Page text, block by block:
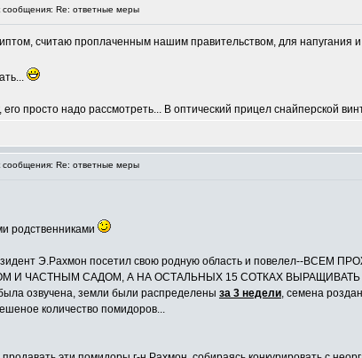
сообщения: Re: ответные меры
считаю проплаченным нашим правительством, для напугания
его просто надо рассмотреть... В оптический прицел снайперской
сообщения: Re: ответные меры
родственниками
Э.Рахмон посетил свою родную область и повелел--
И ЧАСТНЫМ САДОМ, А НА ОСТАЛЬНЫХ 15 СОТКАХ
озвучена, земли были распределены за 3 недели, семена
количество помидоров...